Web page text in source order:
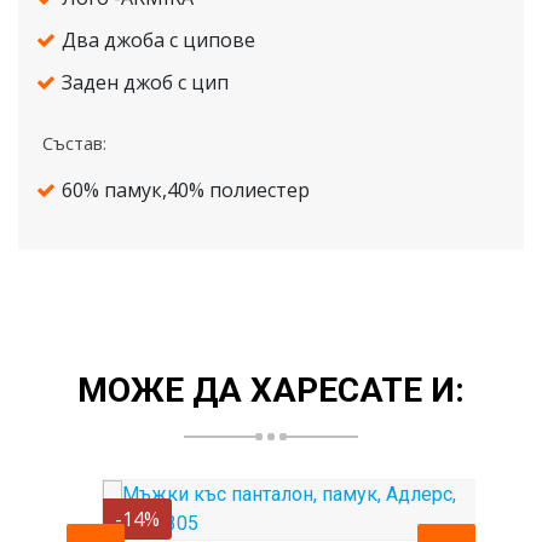
Два джоба с ципове
Заден джоб с цип
Състав:
60% памук,40% полиестер
МОЖЕ ДА ХАРЕСАТЕ И:
-14%